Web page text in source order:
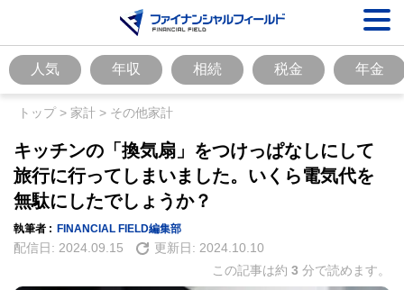
人気 年収 相続 税金 年金
トップ> 家計 > その他家計
キッチンの「換気扇」をつけっぱなしにして
旅行に行ってしまいました。いくら電気代を
無駄にしたでしょうか？
執筆者 : FINANCIAL FIELD編集部
配信日: 2024.09.15 更新日: 2024.10.10
この記事は約 3 分で読めます。